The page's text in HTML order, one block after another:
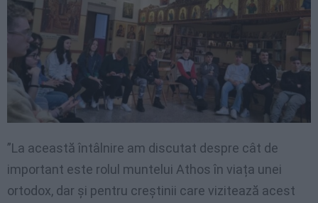
”La această întâlnire am discutat despre cât de
important este rolul muntelui Athos în viața unei
ortodox, dar și pentru creștinii care vizitează acest